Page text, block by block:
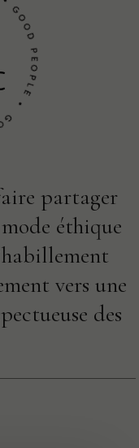
partager
éthique
vers une
des